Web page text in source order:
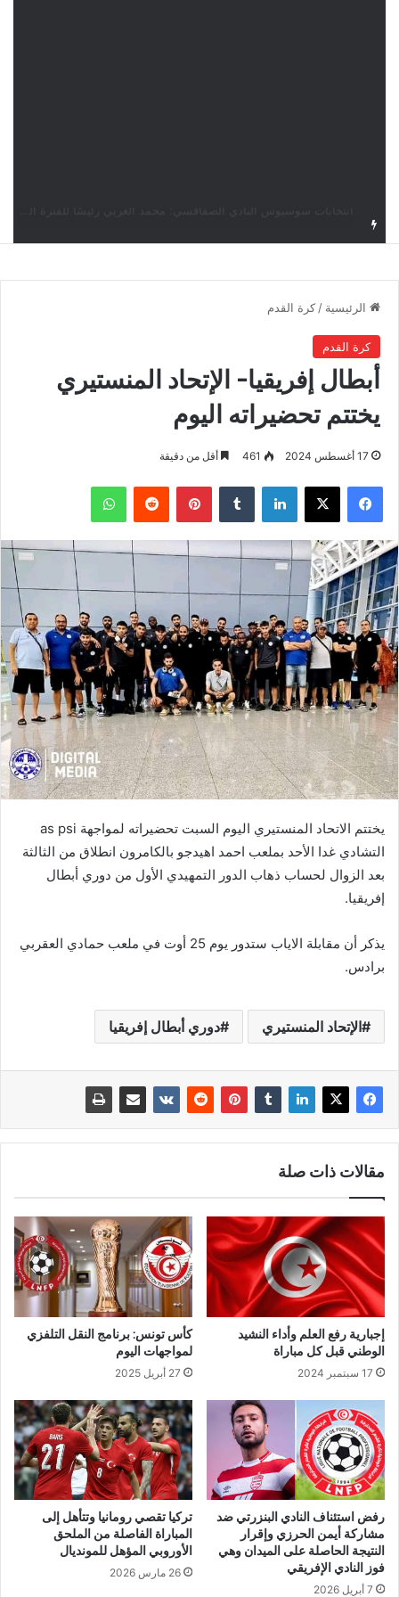
الرئيسية / كرة القدم
كرة القدم
أبطال إفريقيا- الإتحاد المنستيري
يختتم تحضيراته اليوم
17 أغسطس 2024 461 أقل من دقيقة
فيسبوك ‫X لينكدإن بينتيريست واتساب
يختتم الاتحاد المنستيري اليوم السبت تحضيراته لمواجهة as psi
التشادي غدا الأحد بملعب احمد اهيدجو بالكامرون انطلاق من الثالثة
بعد الزوال لحساب ذهاب الدور التمهيدي الأول من دوري أبطال
إفريقيا.
يذكر أن مقابلة الاياب ستدور يوم 25 أوت في ملعب حمادي العقربي
برادس.
الإتحاد المنستيري دوري أبطال إفريقيا
مقالات ذات صلة
إجبارية رفع العلم وأداء النشيد
الوطني قبل كل مباراة
17 سبتمبر 2024
كأس تونس: برنامج النقل التلفزي
لمواجهات اليوم
27 أبريل 2025
رفض استئناف النادي البنزرتي ضد
مشاركة أيمن الحرزي وإقرار
النتيجة الحاصلة على الميدان وهي
فوز النادي الإفريقي
7 أبريل 2026
تركيا تقصي رومانيا وتتأهل إلى
المباراة الفاصلة من الملحق
الأوروبي المؤهل للمونديال
26 مارس 2026